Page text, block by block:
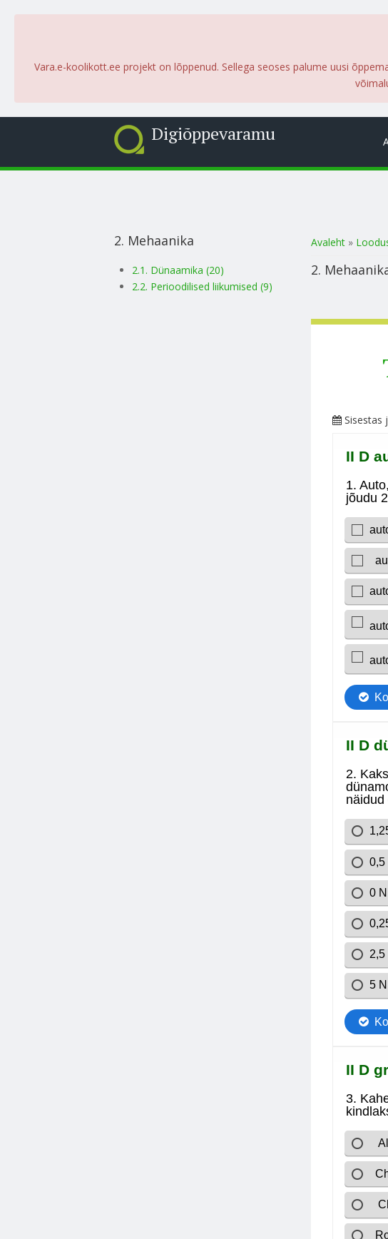
Vara.e-koolikott.ee projekt on lõppenud. Sellega seoses palume uusi
Digiõppevaramu
Sa oled siin
Avaleht »
2.
Sisestas
2. Mehaanika
2.1. Dünaamika (20)
2.2. Perioodilised liikumised (9)